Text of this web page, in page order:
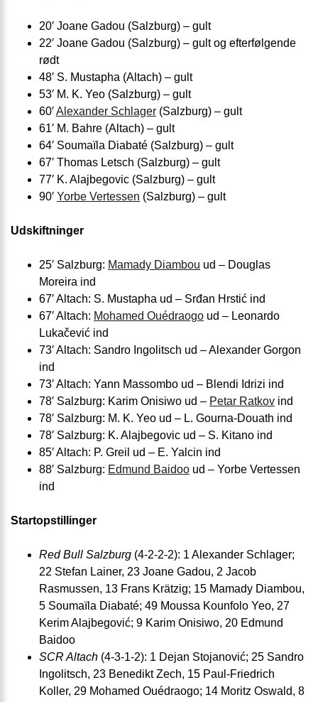
20′ Joane Gadou (Salzburg) – gult
22′ Joane Gadou (Salzburg) – gult og efterfølgende
rødt
48′ S. Mustapha (Altach) – gult
53′ M. K. Yeo (Salzburg) – gult
60′Alexander Schlager (Salzburg) – gult
61′ M. Bahre (Altach) – gult
64′ Soumaïla Diabaté (Salzburg) – gult
67′ Thomas Letsch (Salzburg) – gult
77′ K. Alajbegovic (Salzburg) – gult
90′ Yorbe Vertessen (Salzburg) – gult
Udskiftninger
25′ Salzburg: Mamady Diambou ud – Douglas
Moreira ind
67′ Altach: S. Mustapha ud – Srđan Hrstić ind
67′ Altach: Mohamed Ouédraogo ud – Leonardo
Lukačević ind
73′ Altach: Sandro Ingolitsch ud – Alexander Gorgon
ind
73′ Altach: Yann Massombo ud – Blendi Idrizi ind
78′ Salzburg: Karim Onisiwo ud – Petar Ratkov ind
78′ Salzburg: M. K. Yeo ud – L. Gourna-Douath ind
78′ Salzburg: K. Alajbegovic ud – S. Kitano ind
85′ Altach: P. Greil ud – E. Yalcin ind
88′ Salzburg: Edmund Baidoo ud – Yorbe Vertessen
ind
Startopstillinger
Red Bull Salzburg (4-2-2-2): 1 Alexander Schlager;
22 Stefan Lainer, 23 Joane Gadou, 2 Jacob
Rasmussen, 13 Frans Krätzig; 15 Mamady Diambou,
5 Soumaïla Diabaté; 49 Moussa Kounfolo Yeo, 27
Kerim Alajbegović; 9 Karim Onisiwo, 20 Edmund
Baidoo
SCR Altach (4-3-1-2): 1 Dejan Stojanović; 25 Sandro
Ingolitsch, 23 Benedikt Zech, 15 Paul-Friedrich
Koller, 29 Mohamed Ouédraogo; 14 Moritz Oswald, 8